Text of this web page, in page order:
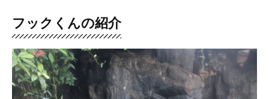
フックくんの紹介